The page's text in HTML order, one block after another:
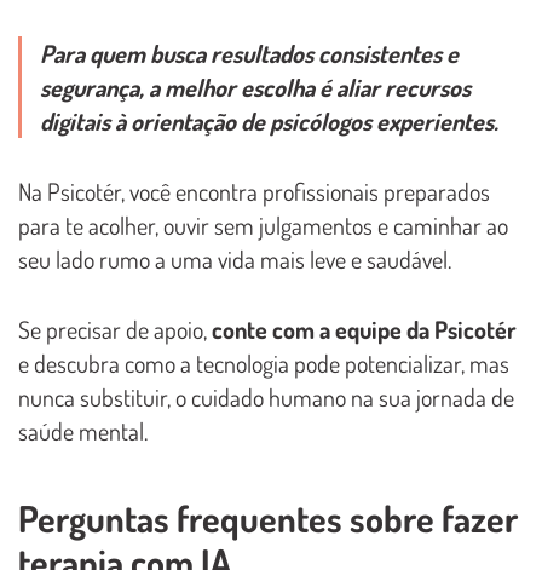
Para quem busca resultados consistentes e
segurança, a melhor escolha é aliar recursos
digitais à orientação de psicólogos experientes.
Na Psicotér, você encontra profissionais preparados
para te acolher, ouvir sem julgamentos e caminhar ao
seu lado rumo a uma vida mais leve e saudável.
Se precisar de apoio,conte com a equipe da Psicotér
e descubra como a tecnologia pode potencializar, mas
nunca substituir, o cuidado humano na sua jornada de
saúde mental.
Perguntas frequentes sobre fazer